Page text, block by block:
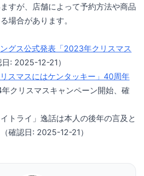
すが、店舗によって予約方法や商品
場合があります。
グス公式発表「2023年クリスマス
日: 2025-12-21）
スマスにはケンタッキー」40周年
年クリスマスキャンペーン開始、確
トライ」逸話は本人の後年の言及と
確認日: 2025-12-21）